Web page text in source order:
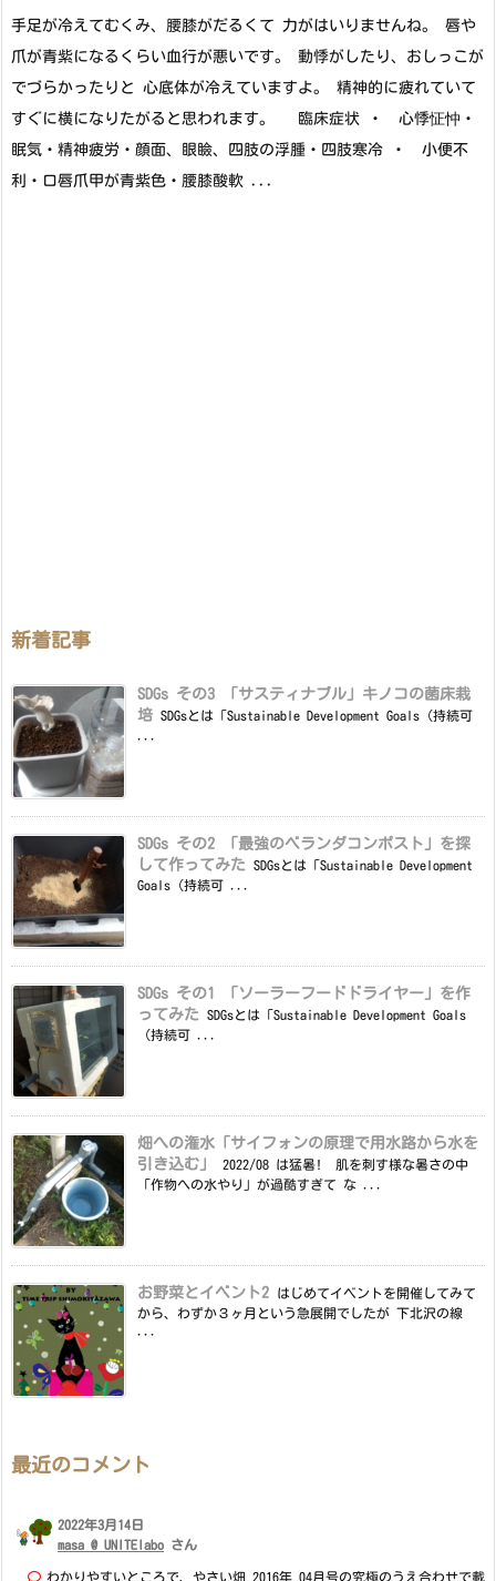
手足が冷えてむくみ、腰膝がだるくて 力がはいりませんね。 唇や
爪が青紫になるくらい血行が悪いです。 動悸がしたり、おしっこが
でづらかったりと 心底体が冷えていますよ。 精神的に疲れていて
すぐに横になりたがると思われます。 臨床症状 ・ 心悸怔忡・
眠気・精神疲労・顔面、眼瞼、四肢の浮腫・四肢寒冷 ・ 小便不
利・口唇爪甲が青紫色・腰膝酸軟 ...
新着記事
SDGs その3 「サスティナブル」キノコの菌床栽
培 SDGsとは「Sustainable Development Goals（持続可
SDGs その2 「最強のベランダコンポスト」を探
して作ってみた
SDGsとは「Sustainable Development
Goals（持続可 ...
SDGs その1 「ソーラーフードドライヤー」を作
ってみた
SDGsとは「Sustainable Development Goals
（持続可 ...
畑への潅水「サイフォンの原理で用水路から水を
引き込む」
2022/08 は猛暑! 肌を刺す様な暑さの中
「作物への水やり」が過酷すぎて な ...
お野菜とイベント2
はじめてイベントを開催してみて
から、わずか３ヶ月という急展開でしたが 下北沢の線
最近のコメント
2022年3月14日
masa @ UNITElabo さん
わかりやすいところで、やさい畑 2016年 04月号の究極のうえ合わせで載